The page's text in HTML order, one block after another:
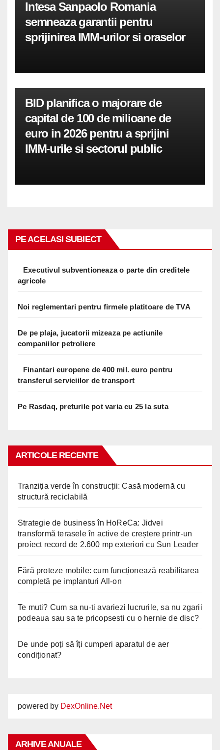
Intesa Sanpaolo Romania
semneaza garantii pentru
sprijinirea IMM-urilor si oraselor
BID planifica o majorare de
capital de 100 de milioane de
euro in 2026 pentru a sprijini
IMM-urile si sectorul public
PE ACELASI SUBIECT
Executivul subventioneaza o parte din creditele
agricole
Noi reglementari pentru firmele platitoare de TVA
De pe plaja, jucatorii mizeaza pe actiunile
companiilor petroliere
Finantari europene de 400 mil. euro pentru
transferul serviciilor de transport
Pe Rasdaq, preturile pot varia cu 25 la suta
ARTICOLE RECENTE
Tranziția verde în construcții: Casă modernă cu
structură reciclabilă
Strategie de business în HoReCa: Jidvei
transformă terasele în active de creștere printr-un
proiect record de 2.600 mp exteriori cu Sun Leader
Fără proteze mobile: cum funcționează reabilitarea
completă pe implanturi All-on
Te muti? Cum sa nu-ti avariezi lucrurile, sa nu zgarii
podeaua sau sa te pricopsesti cu o hernie de disc?
De unde poți să îți cumperi aparatul de aer
condiționat?
powered by DexOnline.Net
ARHIVE ANUALE